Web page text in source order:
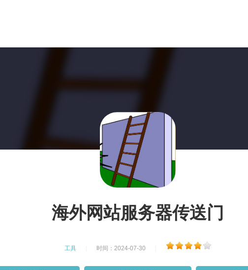
海外网站服务器传送门
工具 时间：2024-07-30